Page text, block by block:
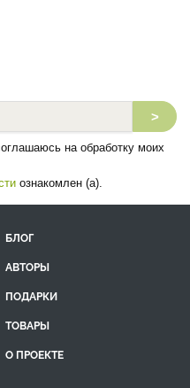
>
на обработку моих
ознакомлен (а).
БЛОГ
АВТОРЫ
ПОДАРКИ
ТОВАРЫ
О ПРОЕКТЕ